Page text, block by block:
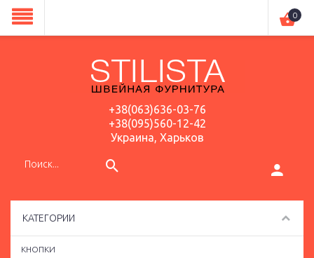
+38(063)636-03-76
+38(095)560-12-42
Украина, Харьков
0
КАТЕГОРИИ
КНОПКИ